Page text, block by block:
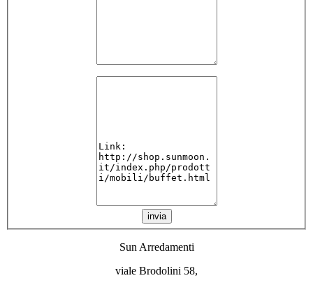
invia
Sun Arredamenti
viale Brodolini 58,